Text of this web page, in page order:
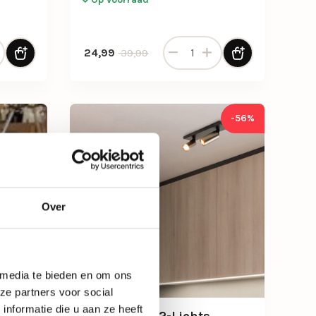
Over
te bieden en om ons
partners voor social
die u aan ze heeft
44,99.
1L zwart/brons mini gu10 aantal
39,99
Oorspronkelijke prijs was: 39,99.
24,99
Huidige prijs is: 24,99.
Plafondspot 1L-zwart aantal
-56%